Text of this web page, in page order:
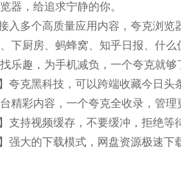
器，给追求宁静的你。
入多个高质量应用内容，夸克浏
下厨房、蚂蜂窝、知乎日报、什
乐趣，为手机减负，一个夸克就够
夸克黑科技，可以跨端收藏今日头
精彩内容，一个夸克全收录，管理
支持视频缓存，不要缓冲，拒绝等
强大的下载模式，网盘资源极速